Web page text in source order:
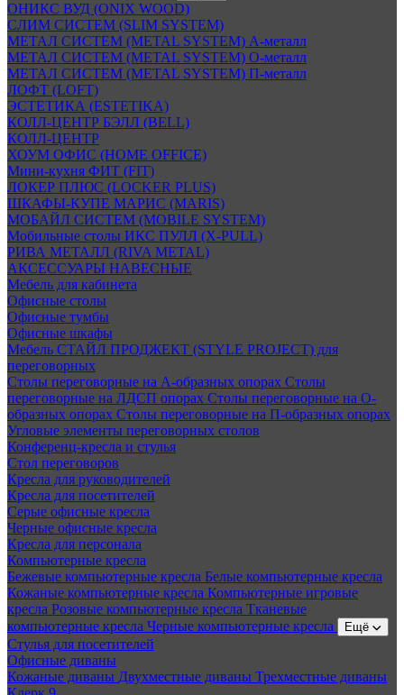
ОНИКС ВУД (ONIX WOOD)
СЛИМ СИСТЕМ (SLIM SYSTEM)
МЕТАЛ СИСТЕМ (METAL SYSTEM) А-металл
МЕТАЛ СИСТЕМ (METAL SYSTEM) О-металл
МЕТАЛ СИСТЕМ (METAL SYSTEM) П-металл
ЛОФТ (LOFT)
ЭСТЕТИКА (ESTETIKA)
КОЛЛ-ЦЕНТР БЭЛЛ (BELL)
КОЛЛ-ЦЕНТР
ХОУМ ОФИС (HOME OFFICE)
Мини-кухня ФИТ (FIT)
ЛОКЕР ПЛЮС (LOCKER PLUS)
ШКАФЫ-КУПЕ МАРИС (MARIS)
МОБАЙЛ СИСТЕМ (MOBILE SYSTEM)
Мобильные столы ИКС ПУЛЛ (X-PULL)
РИВА МЕТАЛЛ (RIVA METAL)
АКСЕССУАРЫ НАВЕСНЫЕ
Мебель для кабинета
Офисные столы
Офисные тумбы
Офисные шкафы
Мебель СТАЙЛ ПРОДЖЕКТ (STYLE PROJECT) для
переговорных
Столы переговорные на А-образных опорах Столы
переговорные на ЛДСП опорах Столы переговорные на О-
образных опорах Столы переговорные на П-образных опорах
Угловые элементы переговорных столов
Конференц-кресла и стулья
Стол переговоров
Кресла для руководителей
Кресла для посетителей
Серые офисные кресла
Черные офисные кресла
Кресла для персонала
Компьютерные кресла
Бежевые компьютерные кресла Белые компьютерные кресла
Кожаные компьютерные кресла Компьютерные игровые
кресла Розовые компьютерные кресла Тканевые
компьютерные кресла Черные компьютерные кресла Ещё
Стулья для посетителей
Офисные диваны
Кожаные диваны Двухместные диваны Трехместные диваны